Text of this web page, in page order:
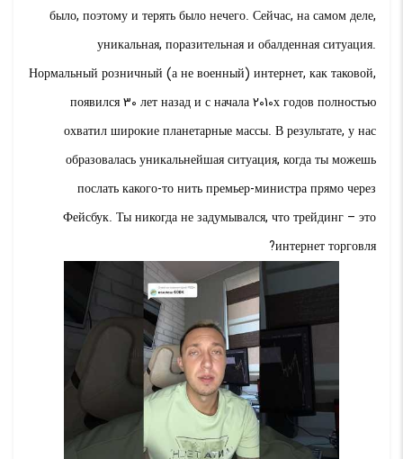
было, поэтому и терять было нечего. Сейчас, на самом деле,
уникальная, поразительная и обалденная ситуация.
Нормальный розничный (а не военный) интернет, как таковой,
появился 30 лет назад и с начала 2010х годов полностью
охватил широкие планетарные массы. В результате, у нас
образовалась уникальнейшая ситуация, когда ты можешь
послать какого-то нить премьер-министра прямо через
Фейсбук. Ты никогда не задумывался, что трейдинг – это
интернет торговля?